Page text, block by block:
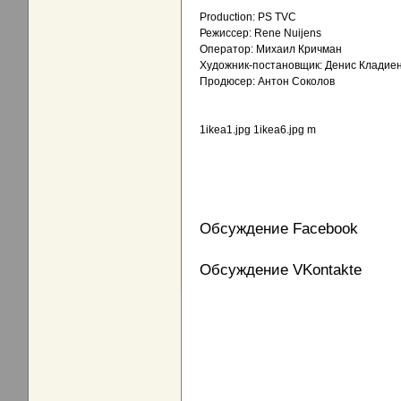
Production: PS TVC
Режиссер: Rene Nuijens
Оператор: Михаил Кричман
Художник-постановщик: Денис
Продюсер: Антон Соколов
1ikea1.jpg 1ikea6.jpg m
Обсуждение Facebook
Обсуждение VKontakte